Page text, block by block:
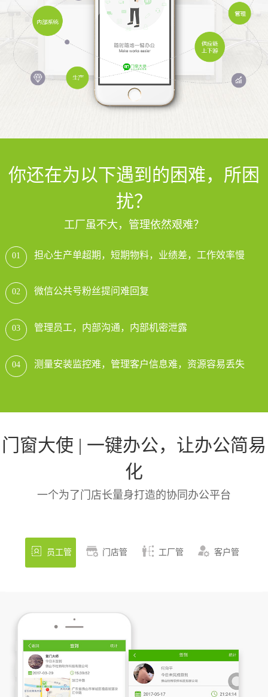
你还在为以下遇到的困难，所困
扰？
工厂虽不大，管理依然艰难？
01 担心生产单超期，短期物料，业绩差，工作效率慢
02 微信公共号粉丝提问难回复
03 管理员工，内部沟通，内部机密泄露
04 测量安装监控难，管理客户信息难，资源容易丢失
门窗大使 | 一键办公，让办公简易
化
一个为了门店长量身打造的协同办公平台
员工管 门店管 工厂管 客户管